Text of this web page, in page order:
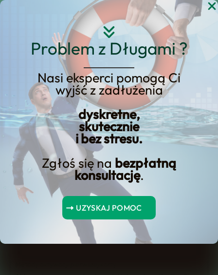
Problem z Długami ?
Nasi eksperci pomogą Ci
wyjść z zadłużenia
dyskretne,
skutecznie
i bez stresu.
Zgłoś się na bezpłatną
konsultację.
UZYSKAJ POMOC
Przejdź
Odblokuj swoją kartę
bankową ING bez
problemu
Spis Treści
Podsumowanie kluczowych punktów
Czas dostawy karty bankowej ING
Proces aktywacji karty debetowej i kredytowej